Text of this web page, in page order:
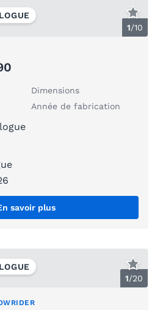
1/10
Dimensions
Année de fabrication
savoir plus
1/20